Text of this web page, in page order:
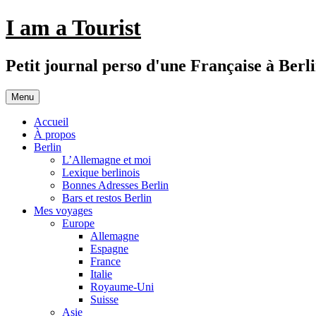
Aller
au
I am a Tourist
Petit journal perso d'une Française à
Menu
Accueil
À propos
Berlin
L’Allemagne et moi
Lexique berlinois
Bonnes Adresses Berlin
Bars et restos Berlin
Mes voyages
Europe
Allemagne
Espagne
France
Italie
Royaume-Uni
Suisse
Asie